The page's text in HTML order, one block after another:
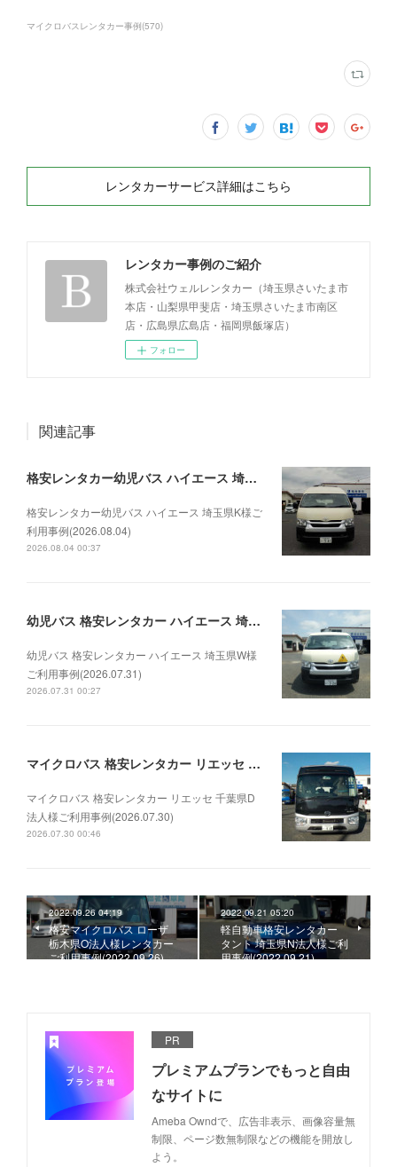
マイクロバスレンタカー事例(570)
レンタカーサービス詳細はこちら
レンタカー事例のご紹介
株式会社ウェルレンタカー（埼玉県さいたま市
本店・山梨県甲斐店・埼玉県さいたま市南区
店・広島県広島店・福岡県飯塚店）
フォロー
関連記事
格安レンタカー幼児バス ハイエース 埼玉県K様ご利用事例(2026.08.04)
格安レンタカー幼児バス ハイエース 埼玉県K様ご
利用事例(2026.08.04)
2026.08.04 00:37
幼児バス 格安レンタカー ハイエース 埼玉県W様ご利用事例(2026.07.31)
幼児バス 格安レンタカー ハイエース 埼玉県W様
ご利用事例(2026.07.31)
2026.07.31 00:27
マイクロバス 格安レンタカー リエッセ 千葉県D法人様ご利用事例(2026.07.30)
マイクロバス 格安レンタカー リエッセ 千葉県D
法人様ご利用事例(2026.07.30)
2026.07.30 00:46
2022.09.26 04:19
格安マイクロバス ローザ
栃木県O法人様レンタカー
ご利用事例(2022.09.26)
2022.09.21 05:20
軽自動車格安レンタカー
タント 埼玉県N法人様ご利
用事例(2022.09.21)
PR
プレミアムプランでもっと自由
なサイトに
Ameba Owndで、広告非表示、画像容量無
制限、ページ数無制限などの機能を開放し
よう。